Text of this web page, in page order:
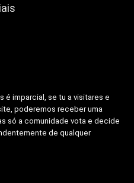
é imparcial, se tu a visitares e
poderemos receber uma
só a comunidade vota e decide
de qualquer